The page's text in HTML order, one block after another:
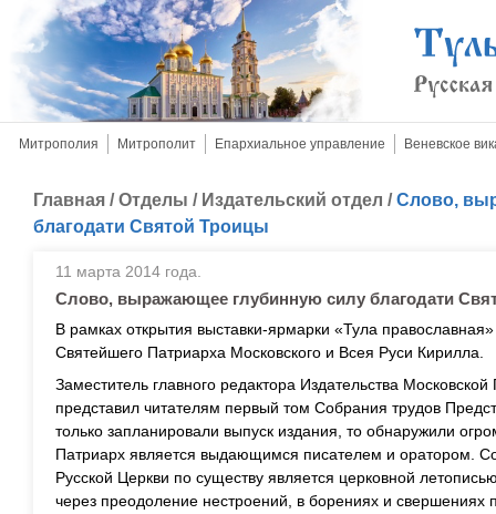
Митрополия Митрополит Епархиальное управление Веневское
Главная /Отделы / Издательский отдел /Слово,
благодати Святой Троицы
11 марта 2014 года.
Слово, выражающее глубинную силу благодати
В рамках открытия выставки-ярмарки «Тула
Святейшего Патриарха Московского и Всея Руси Кирилла.
Заместитель главного редактора Издательства
представил читателям первый том Собрания трудов
только запланировали выпуск издания, то обнаружили
Патриарх является выдающимся писателем и оратором.
Русской Церкви по существу является церковной
через преодоление нестроений, в борениях и свершениях